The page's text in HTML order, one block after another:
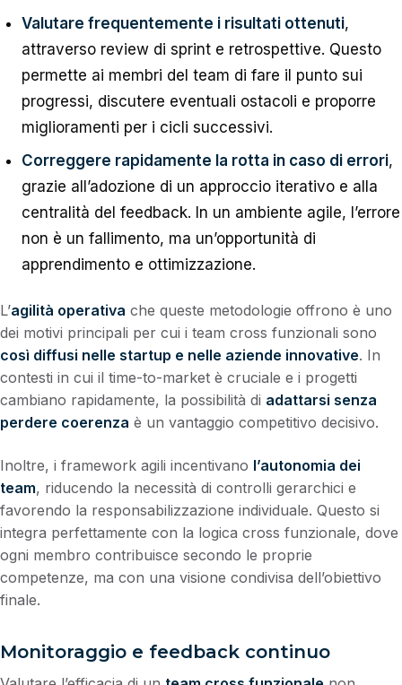
Valutare frequentemente i risultati ottenuti,
attraverso review di sprint e retrospettive. Questo
permette ai membri del team di fare il punto sui
progressi, discutere eventuali ostacoli e proporre
miglioramenti per i cicli successivi.
Correggere rapidamente la rotta in caso di errori,
grazie all’adozione di un approccio iterativo e alla
centralità del feedback. In un ambiente agile, l’errore
non è un fallimento, ma un’opportunità di
apprendimento e ottimizzazione.
L’agilità operativa che queste metodologie offrono è uno
dei motivi principali per cui i team cross funzionali sono
così diffusi nelle startup e nelle aziende innovative. In
contesti in cui il time-to-market è cruciale e i progetti
cambiano rapidamente, la possibilità di adattarsi senza
perdere coerenza è un vantaggio competitivo decisivo.
Inoltre, i framework agili incentivano l’autonomia dei
team, riducendo la necessità di controlli gerarchici e
favorendo la responsabilizzazione individuale. Questo si
integra perfettamente con la logica cross funzionale, dove
ogni membro contribuisce secondo le proprie
competenze, ma con una visione condivisa dell’obiettivo
finale.
Monitoraggio e feedback continuo